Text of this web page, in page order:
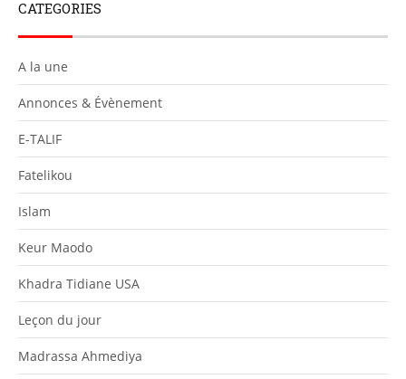
CATEGORIES
A la une
Annonces & Évènement
E-TALIF
Fatelikou
Islam
Keur Maodo
Khadra Tidiane USA
Leçon du jour
Madrassa Ahmediya